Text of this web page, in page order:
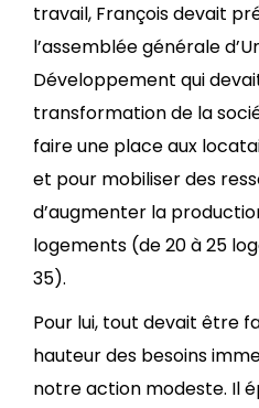
travail, François devait
l’assemblée générale
Développement qui
transformation de la
faire une place aux
et pour mobiliser des
d’augmenter la
logements (de 20 à 25
35).
Pour lui, tout devait être
hauteur des besoins
notre action modeste. Il